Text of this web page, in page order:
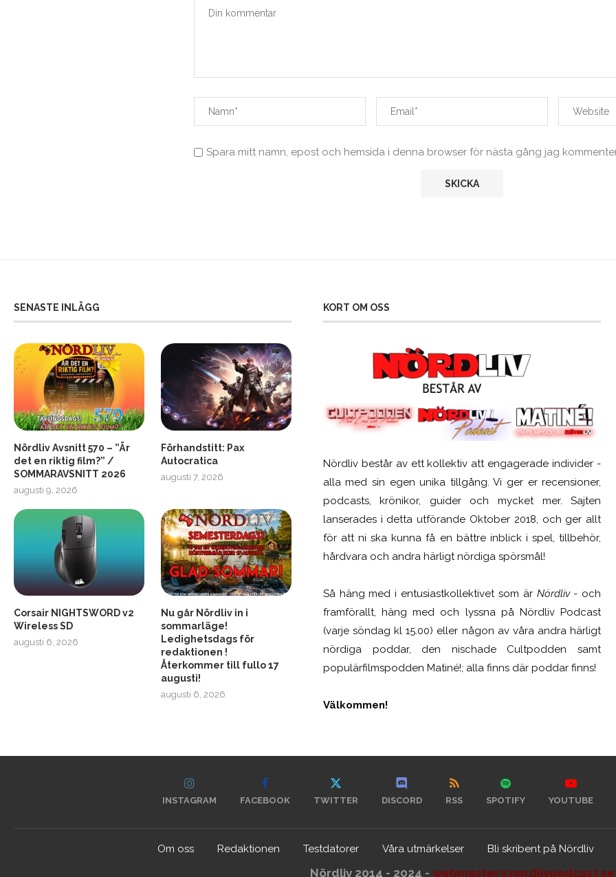
Spara mitt namn, epost och hemsida i denna browser för nästa gång jag
SENASTE INLÄGG
Nördliv Avsnitt 570 – ”Är
det en riktig film?” /
SOMMARAVSNITT 2026
augusti 9, 2026
Förhandstitt: Pax
Autocratica
augusti 7, 2026
Corsair NIGHTSWORD v2
Wireless SD
augusti 6, 2026
Nu går Nördliv in i
sommarläge!
Ledighetsdags för
redaktionen !
Återkommer till fullo 17
augusti!
augusti 6, 2026
KORT OM OSS
Nördliv består av ett kollektiv att engagerade individer -
alla med sin egen unika tillgång. Vi ger er recensioner,
podcasts, krönikor, guider och mycket mer. Sajten
lanserades i detta utförande Oktober 2018, och ger allt
för att ni ska kunna få en bättre inblick i spel, tillbehör,
hårdvara och andra härligt nördiga spörsmål!
Så häng med i entusiastkollektivet som är Nördliv- och
framförallt, häng med och lyssna på Nördliv Podcast
(varje söndag kl 15.00) eller någon av våra andra härligt
nördiga poddar, den nischade Cultpodden samt
populärfilmspodden Matiné!; alla finns där poddar finns!
Välkommen!
Soundcore Liberty 5 Pro SCUF Gaming Omega
INSTAGRAM FACEBOOK TWITTER DISCORD RSS SPOTIFY YOUTUBE
Om oss Redaktionen Testdatorer Våra utmärkelser Bli skribent på Nördliv
Nördliv 2014 - 2024 - webmaster@nordlivpodcast.se